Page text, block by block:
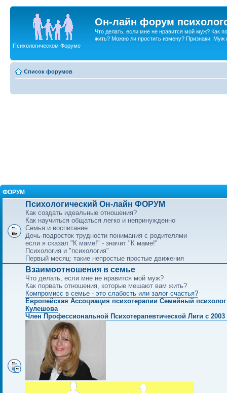
Он-лайн форум
Что делать, если мне не нравится мой муж? Как
жить? Можно ли простить измену? Признаки. Муж
Психологическом Форуме
Список форумов
ФОРУМ
Психологический Он-лайн ФОРУМ
Как создать идеальные отношения?
Как научиться общаться легко и непринужденно
Семья и воспитание
Дочь-подросток трудности понимания с родителями
если я сказал "К маме!" - значит "К маме!"
Психология и "психология"
Первый месяц: такие непростые простые движения
Взаимоотношения в семье
Что делать, если мне не нравится мой муж?
Как порвать отношения, которые мешают вам жить?
Компромисс в семье - это слабость или залог счастья?
Европейская Ассоциация психотерапии Семейный
Кулешова
Член Профессиональной Психотерапевтической Лиги с 2003